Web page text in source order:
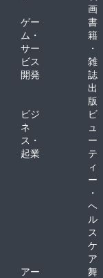
画
ゲー
ム・
サー
ビス
開発
書
籍
・
雑
誌
出
版
ビジ
ネ
ス・
起業
ビ
ュ
ー
テ
ィ
ー
・
ヘ
ル
ス
ケ
ア
アー
舞